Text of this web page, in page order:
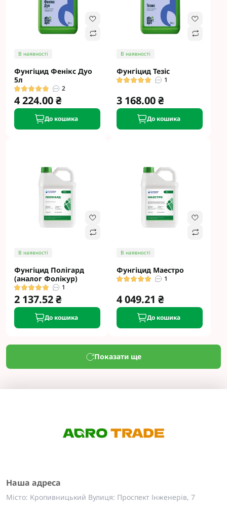
В наявності
Фунгіцид Фенікс Дуо
5л
2
4 224.00 ₴
До кошика
В наявності
Фунгіцид Тезіс
1
3 168.00 ₴
До кошика
В наявності
Фунгіцид Полігард
(аналог Фолікур)
1
2 137.52 ₴
До кошика
В наявності
Фунгіцид Маестро
1
4 049.21 ₴
До кошика
Показати ще
Наша адреса
Місто: Кропивницький Вулиця: Проспект Інженерів, 7